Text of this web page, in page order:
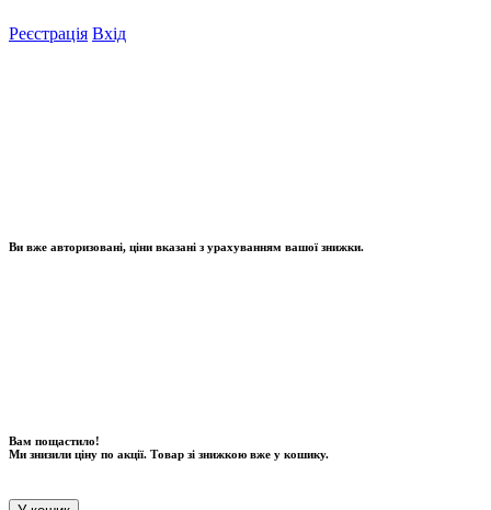
Реєстрація Вхід
Ви вже авторизовані, ціни вказані з урахуванням вашої знижки.
Вам пощастило!
Ми знизили ціну по акції. Товар зі знижкою вже у кошику.